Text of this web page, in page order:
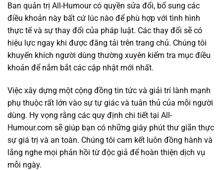
Ban quản trị All-Humour có quyền sửa đổi, bổ sung các
điều khoản này bất cứ lúc nào để phù hợp với tình hình
thực tế và sự thay đổi của pháp luật. Các thay đổi sẽ có
hiệu lực ngay khi được đăng tải trên trang chủ. Chúng tôi
khuyến khích người dùng thường xuyên kiểm tra mục điều
khoản để nắm bắt các cập nhật mới nhất.
Việc xây dựng một cộng đồng tin tức và giải trí lành mạnh
phụ thuộc rất lớn vào sự tự giác và tuân thủ của mỗi người
dùng. Hy vọng rằng các quy định chi tiết tại All-
Humour.com sẽ giúp bạn có những giây phút thư giãn thực
sự giá trị và an toàn. Chúng tôi cam kết luôn đồng hành và
lắng nghe mọi phản hồi từ độc giả để hoàn thiện dịch vụ
mỗi ngày.